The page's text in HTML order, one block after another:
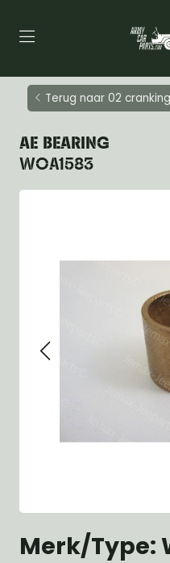
Terug naar 02
AE BEARING
WOA1583
Merk/Type: